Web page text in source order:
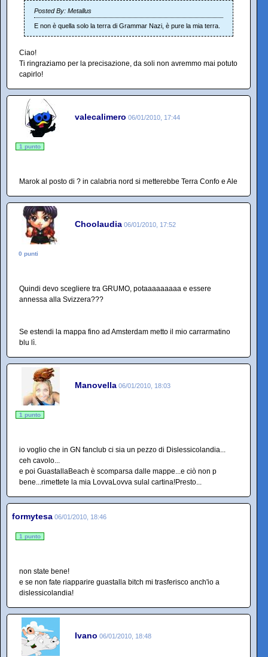
Posted By: Metallus
E non è quella solo la terra di Grammar Nazi, è pure la mia terra.
Ciao!
Ti ringraziamo per la precisazione, da soli non avremmo mai potuto
capirlo!
valecalimero 06/01/2010, 17:44
1 punto
Marok al posto di ? in calabria nord si metterebbe Terra Confo e Ale
Choolaudia 06/01/2010, 17:52
0 punti
Quindi devo scegliere tra GRUMO, potaaaaaaaaa e essere
annessa alla Svizzera???
Se estendi la mappa fino ad Amsterdam metto il mio carrarmatino
blu lì.
Manovella 06/01/2010, 18:03
1 punto
io voglio che in GN fanclub ci sia un pezzo di Dislessicolandia...
ceh cavolo...
e poi GuastallaBeach è scomparsa dalle mappe...e ciò non p
bene...rimettete la mia LovvaLovva sulal cartina!Presto...
formytesa 06/01/2010, 18:46
1 punto
non state bene!
e se non fate riapparire guastalla bitch mi trasferisco anch'io a
dislessicolandia!
Ivano 06/01/2010, 18:48